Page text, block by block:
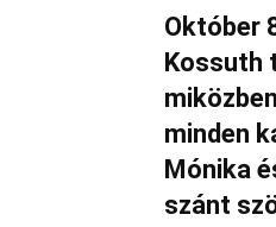
Október
Kossuth
minden
Mónika
szánt